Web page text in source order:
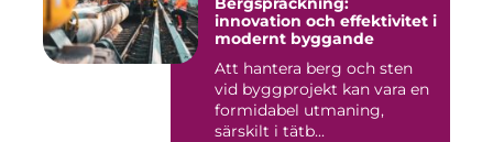
innovation och effektivitet i
modernt byggande
Att hantera berg och sten
vid byggprojekt kan vara en
formidabel utmaning,
särskilt i tätb...